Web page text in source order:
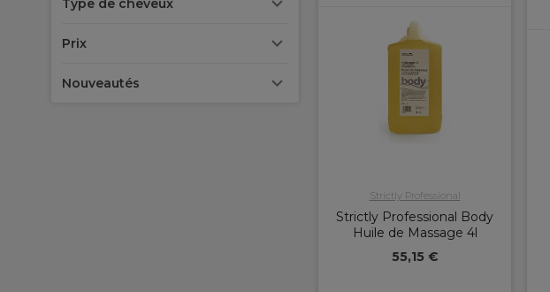
Type de cheveux
Prix
Nouveautés
Strictly Professional
Strictly Professional Body
Huile de Massage 4l
55,15 €